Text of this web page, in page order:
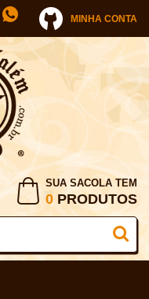
MINHA CONTA
SUA SACOLA TEM
0 PRODUTOS